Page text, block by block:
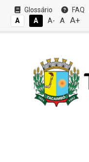
Glossário FAQ
A
A A- A A+